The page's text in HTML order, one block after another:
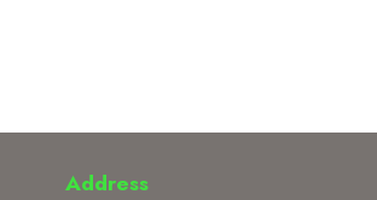
Address